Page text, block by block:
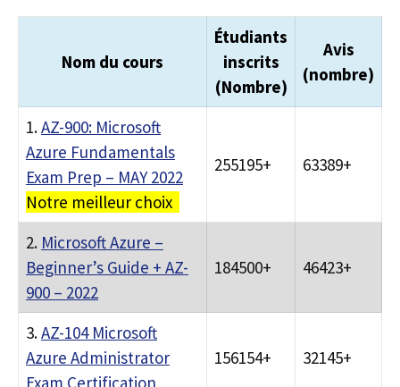
Nom du cours
Étudiants
inscrits
(Nombre)
Avis
(nombre)
1.AZ-900: Microsoft
Azure Fundamentals
Exam Prep – MAY 2022
Notre meilleur choix
255195+ 63389+
2. Microsoft Azure –
Beginner’s Guide + AZ-
900 – 2022
184500+ 46423+
3.AZ-104 Microsoft
Azure Administrator
Exam Certification
156154+ 32145+